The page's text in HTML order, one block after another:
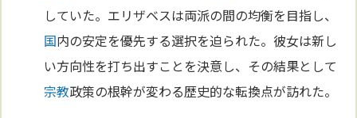
していた。エリザベスは両派の間の均衡を目指し、
国内の安定を優先する選択を迫られた。彼女は新し
い方向性を打ち出すことを決意し、その結果として
宗教政策の根幹が変わる歴史的な転換点が訪れた。